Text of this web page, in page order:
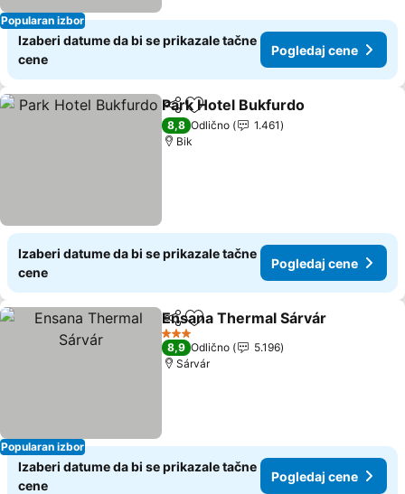
Popularan izbor
Izaberi datume da bi se prikazale tačne
cene
Pogledaj cene
Deli Dodati u favorite
Park Hotel Bukfurdo
8,8 Odlično
1.461
Bik
Izaberi datume da bi se prikazale tačne
cene
Pogledaj cene
Popularan izbor
Deli Dodati u favorite
Ensana Thermal Sárvár
3 Zvezdice
8,9 Odlično
5.196
Sárvár
Izaberi datume da bi se prikazale tačne
cene
Pogledaj cene